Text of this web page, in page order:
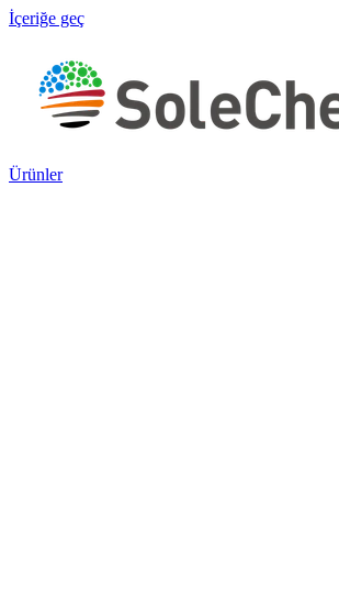
İçeriğe geç
Ürünler